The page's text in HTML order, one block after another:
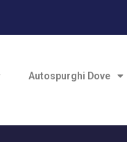
Autospurghi Dove